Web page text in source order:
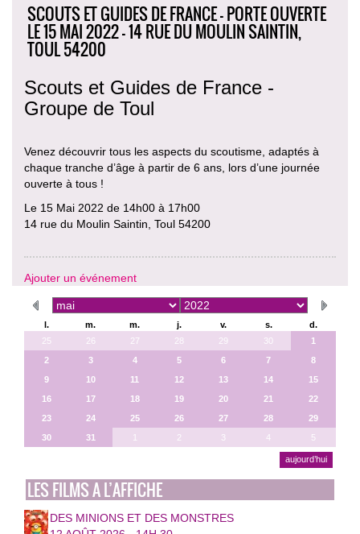
SCOUTS ET GUIDES DE FRANCE - PORTE OUVERTE
LE 15 MAI 2022 - 14 RUE DU MOULIN SAINTIN,
TOUL 54200
Scouts et Guides de France -
Groupe de Toul
Venez découvrir tous les aspects du scoutisme, adaptés à
chaque tranche d’âge à partir de 6 ans, lors d’une journée
ouverte à tous !
Le 15 Mai 2022 de 14h00 à 17h00
14 rue du Moulin Saintin, Toul 54200
Ajouter un événement
l. m. m. j. v. s.
d.
25
26 27 28 29 30
1
2
3 4 5 6 7
8
9
10 11 12 13 14
15
16
17 18 19 20 21
22
23
24 25 26 27 28
29
30
31 2 3 4 5
aujourd’hui
LES FILMS A L’AFFICHE
DES MINIONS ET DES MONSTRES